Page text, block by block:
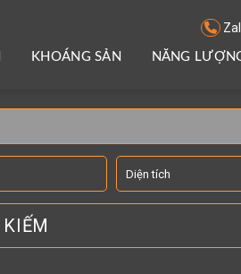
KHOÁNG SẢN NĂNG